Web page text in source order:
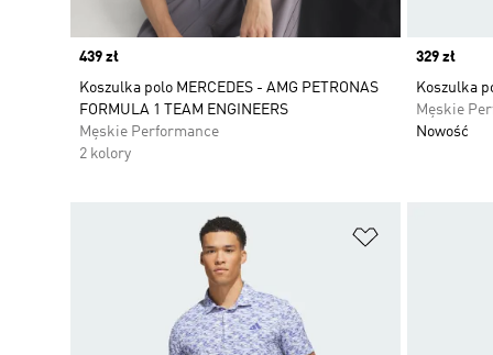
Price
439 zł
Koszulka polo MERCEDES - AMG PETRONAS
FORMULA 1 TEAM ENGINEERS
Męskie Performance
2 kolory
Price
329 zł
Koszulka
Męskie
Nowość